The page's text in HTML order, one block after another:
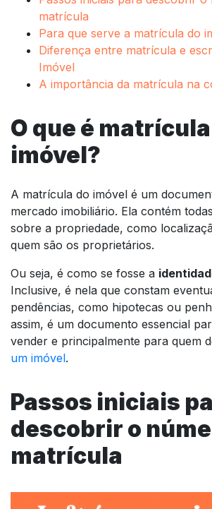
matrícula
Para que serve a matrícula do
Diferença entre matrícula e
Imóvel
A importância da matrícula na
O que é
imóvel?
A matrícula do imóvel é um
mercado imobiliário. Ela contém
sobre a propriedade, como
quem são os proprietários.
Ou seja, é como se fosse a
Inclusive, é nela que constam
pendências, como hipotecas ou
assim, é um documento essencial
vender e principalmente para quem
um imóvel.
Passos iniciais
descobrir o
matrícula